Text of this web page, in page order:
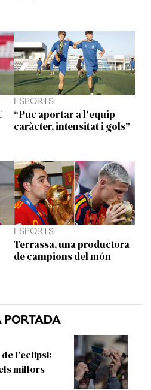
PORTADA
de l'eclipsi:
millors
ESPORTS
“Puc aportar a l'equip
caràcter, intensitat i gols”
ESPORTS
Terrassa, una productora
de campions del món